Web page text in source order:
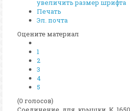
увеличить размер шрифта
Печать
Эл. почта
Оцените материал
1
2
3
4
5
(0 голосов)